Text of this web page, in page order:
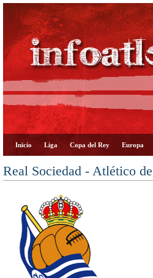
Inicio Liga Copa del Rey Europa
Real Sociedad - Atlético